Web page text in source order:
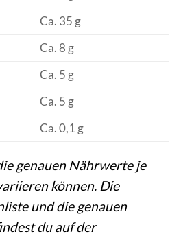
Ca. 35 g
Ca. 8 g
Ca. 5 g
Ca. 5 g
Ca. 0,1 g
genauen Nährwerte je
können. Die
und die genauen
du auf der